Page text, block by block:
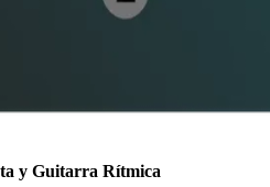
y Guitarra Rítmica